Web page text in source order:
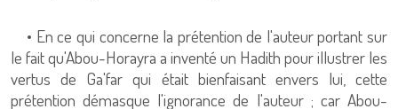
• En ce qui concerne la prétention de l'auteur portant sur
le fait qu'Abou-Horayra a inventé un Hadith pour illustrer les
vertus de Ga'far qui était bienfaisant envers lui, cette
prétention démasque l'ignorance de l'auteur ; car Abou-